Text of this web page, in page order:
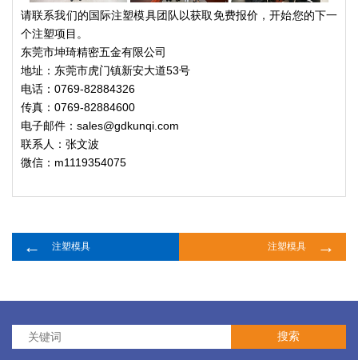
请联系我们的国际注塑模具团队以获取免费报价，开始您的下一
个注塑项目。
东莞市坤琦精密五金有限公司
地址：东莞市虎门镇新安大道53号
电话：0769-82884326
传真：0769-82884600
电子邮件：sales@gdkunqi.com
联系人：张文波
微信：m1119354075
← 注塑模具 注塑模具 →